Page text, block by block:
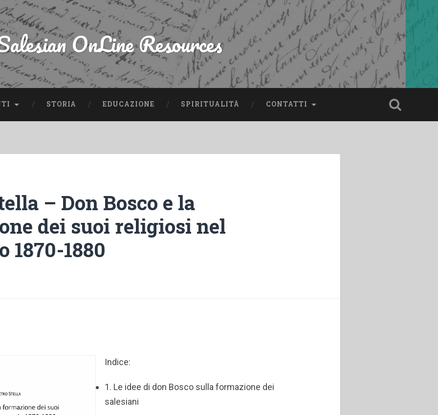
OnLine Resources
STORIA EDUCAZIONE SPIRITUALITÀ CONTATTI
– Don Bosco e la
dei suoi religiosi nel
1870-1880
Indice:
1. Le idee di don Bosco sulla formazione dei
salesiani